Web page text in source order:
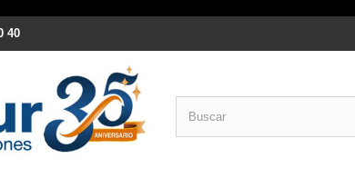
40